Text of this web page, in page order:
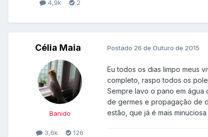
4,9k 2
Célia Maia
Banido
3,6k 126
Postado 26 de Outuro de 2015
Eu todos os dias limpo meus
completo, raspo todos os
Sempre lavo o pano em água
de germes e propagação de
estão, que já é mais